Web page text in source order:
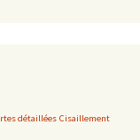
détaillées Cisaillement